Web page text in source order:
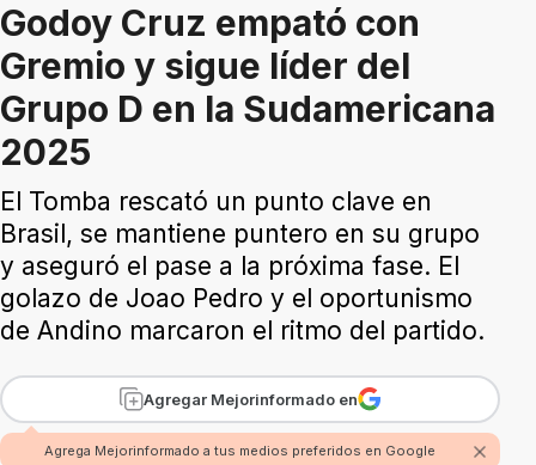
Godoy Cruz empató con
Gremio y sigue líder del
Grupo D en la Sudamericana
2025
El Tomba rescató un punto clave en
Brasil, se mantiene puntero en su grupo
y aseguró el pase a la próxima fase. El
golazo de Joao Pedro y el oportunismo
de Andino marcaron el ritmo del partido.
Agregar Mejorinformado en
Agrega Mejorinformado a tus medios preferidos en Google
Por Hugo Alejandro Amaolo